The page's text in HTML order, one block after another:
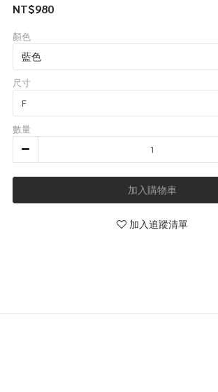
NT$980
顏色
尺寸
數量
加入購物車
加入追蹤清單